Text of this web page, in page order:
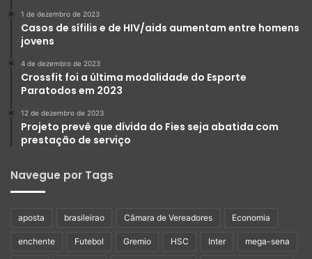
1 de dezembro de 2023
Casos de sífilis e de HIV/aids aumentam entre homens
jovens
4 de dezembro de 2023
Crossfit foi a última modalidade do Esporte
Paratodos em 2023
12 de dezembro de 2023
Projeto prevê que dívida do Fies seja abatida com
prestação de serviço
Navegue por Tags
aposta brasileirao Câmara de Vereadores Economia
enchente Futebol Gremio HSC Inter mega-sena